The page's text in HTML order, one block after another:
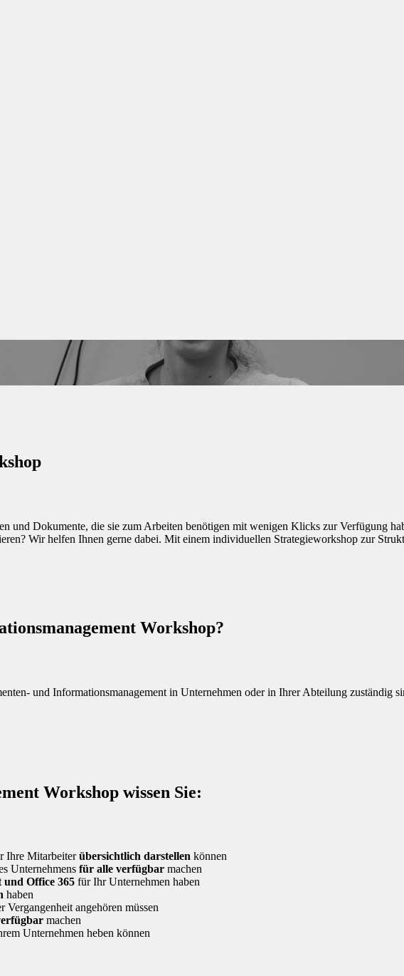
und Dokumente, die sie zum Arbeiten benötigen mit wenigen Klicks zur Verfügung
Wir helfen Ihnen gerne dabei. Mit einem individuellen Strategieworkshop zur
Workshop?
und Informationsmanagement in Unternehmen oder in Ihrer Abteilung zuständig
Workshop wissen Sie:
Ihre Mitarbeiterübersichtlich darstellen können
Unternehmens für alle verfügbar machen
und Office 365 für Ihr Unternehmen haben
haben
angehören müssen
machen
Unternehmen heben können